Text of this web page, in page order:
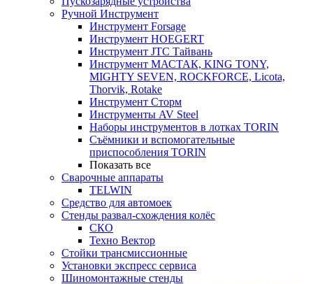
Ручной Инструмент
Инструмент Forsage
Инструмент HOEGERT
Инструмент JTC Тайвань
Инструмент МАСТАК, KING TONY,
MIGHTY SEVEN, ROCKFORCE, Licota,
Thorvik, Rotake
Инструмент Сторм
Инструменты AV Steel
Наборы инструментов в лотках TORIN
Съёмники и вспомогательные
приспособления TORIN
Показать все
Сварочные аппараты
TELWIN
Средство для автомоек
Стенды развал-схождения колёс
СКО
Техно Вектор
Стойки трансмиссионные
Установки экспресс сервиса
Шиномонтажные стенды